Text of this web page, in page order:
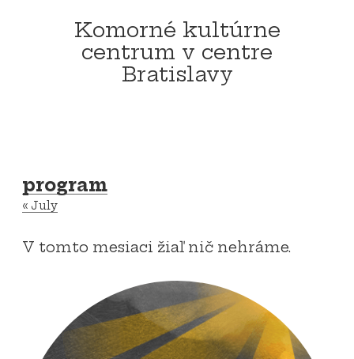
Komorné kultúrne
centrum v centre
Bratislavy
program
« July
V tomto mesiaci žiaľ nič nehráme.